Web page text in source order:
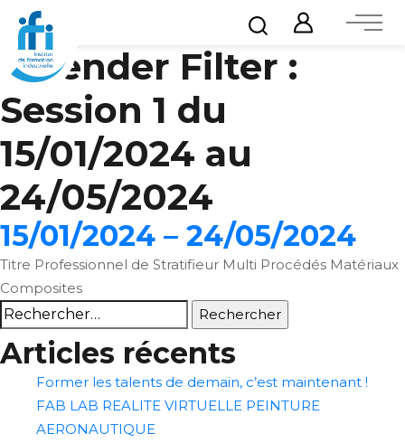
Calender Filter :
Session 1 du
15/01/2024 au
24/05/2024
15/01/2024 – 24/05/2024
Titre Professionnel de Stratifieur Multi Procédés Matériaux
Composites
Rechercher :
Articles récents
Former les talents de demain, c’est maintenant !
FAB LAB REALITE VIRTUELLE PEINTURE
AERONAUTIQUE